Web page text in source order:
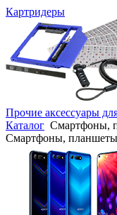
Картридеры
Прочие аксессуары
Каталог Смартфоны,
Смартфоны,